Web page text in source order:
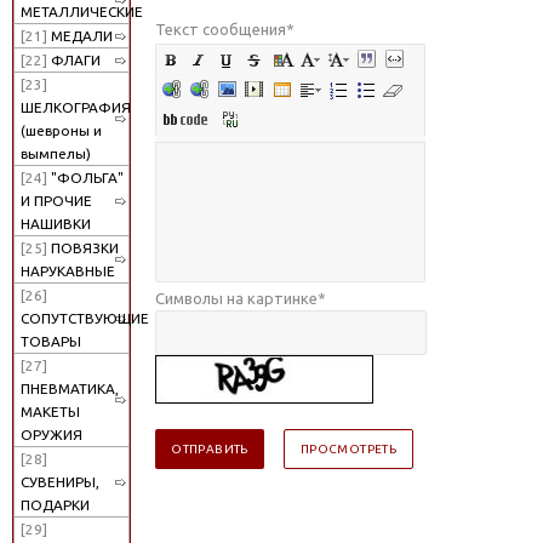
МЕТАЛЛИЧЕСКИЕ
[21] МЕДАЛИ
[22] ФЛАГИ
[23]
ШЕЛКОГРАФИЯ
(шевроны и
вымпелы)
[24] "ФОЛЬГА"
И ПРОЧИЕ
НАШИВКИ
[25] ПОВЯЗКИ
НАРУКАВНЫЕ
[26]
СОПУТСТВУЮЩИЕ
ТОВАРЫ
[27]
ПНЕВМАТИКА,
МАКЕТЫ
ОРУЖИЯ
[28]
СУВЕНИРЫ,
ПОДАРКИ
[29]
Текст сообщения*
Символы на картинке*